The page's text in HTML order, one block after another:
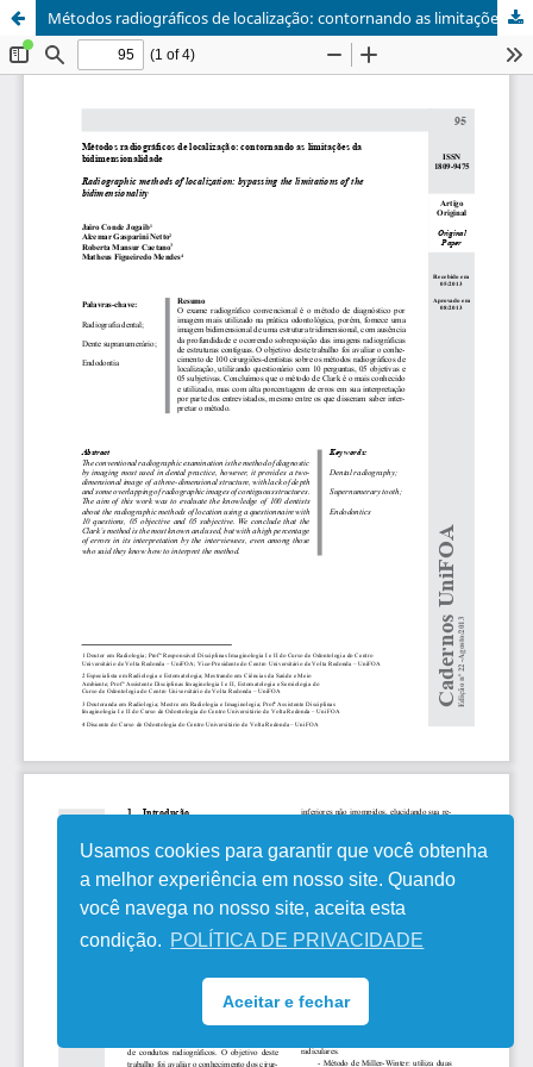
Usamos cookies para garantir que você obtenha
a melhor experiência em nosso site. Quando
você navega no nosso site, aceita esta
condição. POLÍTICA DE PRIVACIDADE
Aceitar e fechar
Métodos radiográficos de localização: contornando as limitações da bidimensionalidade